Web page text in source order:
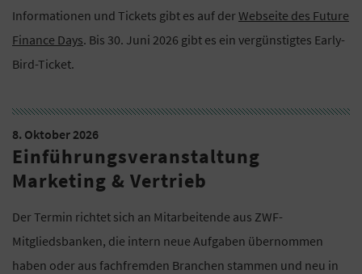
Informationen und Tickets gibt es auf derWebseite des Future
Finance Days. Bis 30. Juni 2026 gibt es ein vergünstigtes Early-
Bird-Ticket.
8. Oktober 2026
Einführungsveranstaltung
Marketing & Vertrieb
Der Termin richtet sich an Mitarbeitende aus ZWF-
Mitgliedsbanken, die intern neue Aufgaben übernommen
haben oder aus fachfremden Branchen stammen und neu in